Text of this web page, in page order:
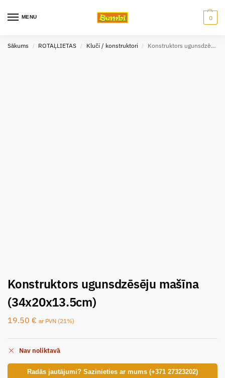
MENU 0
Sākums / ROTAĻLIETAS / Kluči / konstruktori / Konstruktors ugunsdzēsēju mašīna (34x20x13.5cm)
Konstruktors ugunsdzēsēju mašīna
(34x20x13.5cm)
19.50 € ar PVN (21%)
Nav noliktavā
Radās jautājumi? Sazinieties ar mums (+371 27323202)